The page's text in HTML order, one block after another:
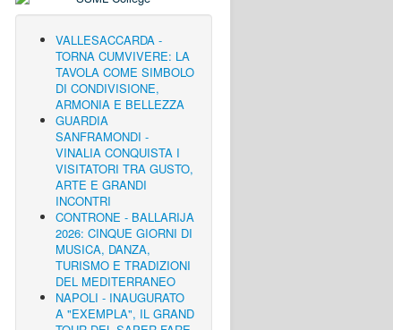
VALLESACCARDA -
TORNA CUMVIVERE: LA
TAVOLA COME SIMBOLO
DI CONDIVISIONE,
ARMONIA E BELLEZZA
GUARDIA
SANFRAMONDI -
VINALIA CONQUISTA I
VISITATORI TRA GUSTO,
ARTE E GRANDI
INCONTRI
CONTRONE - BALLARIJA
2026: CINQUE GIORNI DI
MUSICA, DANZA,
TURISMO E TRADIZIONI
DEL MEDITERRANEO
NAPOLI - INAUGURATO
A "EXEMPLA", IL GRAND